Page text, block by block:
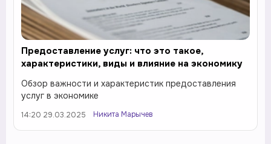
Предоставление услуг: что это такое,
характеристики, виды и влияние на экономику
Обзор важности и характеристик предоставления
услуг в экономике
14:20 29.03.2025 Никита Марычев